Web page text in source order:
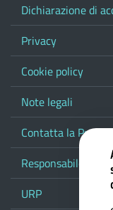
Dichiarazione di
Privacy
Cookie policy
Note legali
Contatta la
Responsabile del
URP